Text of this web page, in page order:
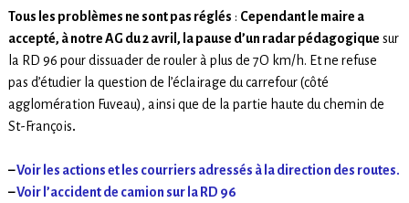
Tous les problèmes ne sont pas réglés : Cependant le maire a
accepté, à notre AG du 2 avril, la pause d’un radar pédagogique sur
la RD 96 pour dissuader de rouler à plus de 7O km/h. Et ne refuse
pas d’étudier la question de l’éclairage du carrefour (côté
agglomération Fuveau), ainsi que de la partie haute du chemin de
St-François.
–Voir les actions et les courriers adressés à la direction des routes.
–Voir l’accident de camion sur la RD 96